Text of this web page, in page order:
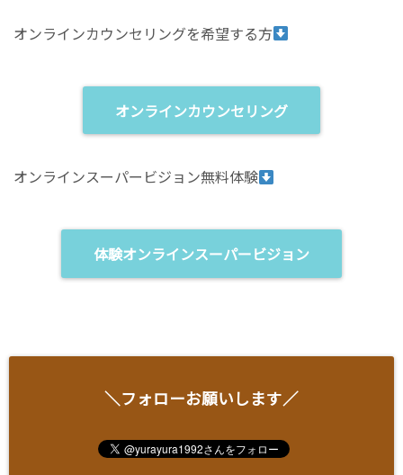
オンラインカウンセリングを希望する方
オンラインカウンセリング
オンラインスーパービジョン無料体験
体験オンラインスーパービジョン
＼フォローお願いします／